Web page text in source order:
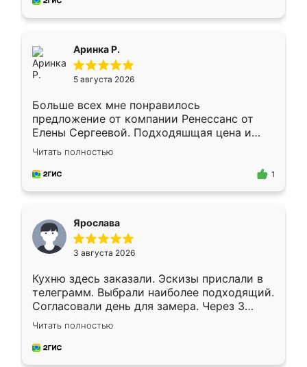
Аринка Р.
5 августа 2026
Больше всех мне понравилось
предложение от компании Ренессанс от
Елены Сергеевой. Подходяшщая цена и
короткие сроки изготовления. Приехавший
для замера сотрудник Владислав
предложил по моему эскизу самый
Читать полностью
1
Ярослава
3 августа 2026
Кухню здесь заказали. Эскизы прислали в
телеграмм. Выбрали наиболее подходящий.
Согласовали день для замера. Через 3
недели кухня была уже готова. Остались
довольны работой. Спасибо Ренессанс
мебель за качественную работу!
Читать полностью